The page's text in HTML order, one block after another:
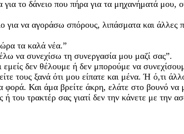
το δάνειο που πήρα για τα μηχανήματά μου,
να αγοράσω σπόρους, λιπάσματα και
τα καλά νέα.”
να συνεχίσω τη συνεργασία μου μαζί σας”.
δεν θέλουμε ή δεν μπορούμε να
τους ξανά ότι μου είπατε και μένα. Ή ό,τι
Και άμα βρείτε άκρη, ελάτε στο βουνό να
τρακτέρ σας γιατί δεν την κάνετε με την